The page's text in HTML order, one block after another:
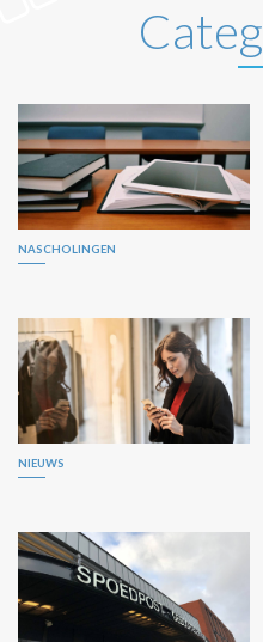
NASCHOLINGEN
NIEUWS